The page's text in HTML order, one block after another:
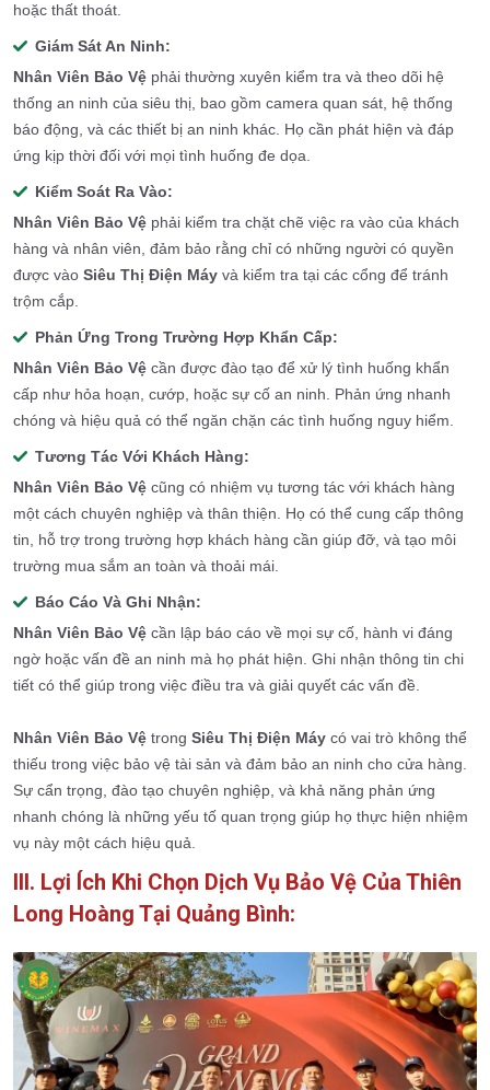
hoặc thất thoát.
Giám Sát An Ninh:
Nhân Viên Bảo Vệ phải thường xuyên kiểm tra và theo dõi hệ
thống an ninh của siêu thị, bao gồm camera quan sát, hệ thống
báo động, và các thiết bị an ninh khác. Họ cần phát hiện và đáp
ứng kịp thời đối với mọi tình huống đe dọa.
Kiểm Soát Ra Vào:
Nhân Viên Bảo Vệ phải kiểm tra chặt chẽ việc ra vào của khách
hàng và nhân viên, đảm bảo rằng chỉ có những người có quyền
được vào Siêu Thị Điện Máy và kiểm tra tại các cổng để tránh
trộm cắp.
Phản Ứng Trong Trường Hợp Khẩn Cấp:
Nhân Viên Bảo Vệ cần được đào tạo để xử lý tình huống khẩn
cấp như hỏa hoạn, cướp, hoặc sự cố an ninh. Phản ứng nhanh
chóng và hiệu quả có thể ngăn chặn các tình huống nguy hiểm.
Tương Tác Với Khách Hàng:
Nhân Viên Bảo Vệ cũng có nhiệm vụ tương tác với khách hàng
một cách chuyên nghiệp và thân thiện. Họ có thể cung cấp thông
tin, hỗ trợ trong trường hợp khách hàng cần giúp đỡ, và tạo môi
trường mua sắm an toàn và thoải mái.
Báo Cáo Và Ghi Nhận:
Nhân Viên Bảo Vệ cần lập báo cáo về mọi sự cố, hành vi đáng
ngờ hoặc vấn đề an ninh mà họ phát hiện. Ghi nhận thông tin chi
tiết có thể giúp trong việc điều tra và giải quyết các vấn đề.
Nhân Viên Bảo Vệ trong Siêu Thị Điện Máy có vai trò không thể
thiếu trong việc bảo vệ tài sản và đảm bảo an ninh cho cửa hàng.
Sự cẩn trọng, đào tạo chuyên nghiệp, và khả năng phản ứng
nhanh chóng là những yếu tố quan trọng giúp họ thực hiện nhiệm
vụ này một cách hiệu quả.
III. Lợi Ích Khi Chọn Dịch Vụ Bảo Vệ Của Thiên
Long Hoàng Tại Quảng Bình: